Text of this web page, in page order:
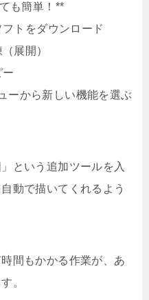
も簡単！**
トをダウンロード
展開）
ーから新しい機能を選ぶ
という追加ツールを入
動で描いてくれるよう
間もかかる作業が、あ
。